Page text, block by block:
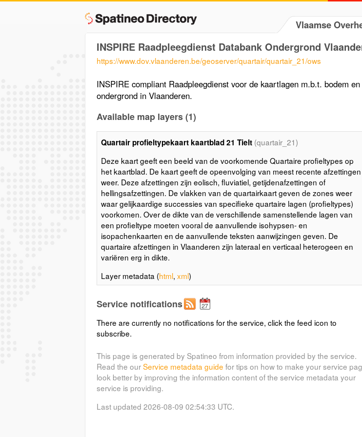
Vlaamse
INSPIRE Raadpleegdienst Databank Ondergrond
https://www.dov.vlaanderen.be/geoserver/quartair/quartair_21/ows
INSPIRE compliant Raadpleegdienst voor de kaartlagen m.b.t. bodem en
ondergrond in Vlaanderen.
Available map layers (1)
Quartair profieltypekaart kaartblad 21 Tielt (quartair_21)
Deze kaart geeft een beeld van de voorkomende Quartaire profieltypes op
het kaartblad. De kaart geeft de opeenvolging van meest recente afzettingen
weer. Deze afzettingen zijn eolisch, fluviatiel, getijdenafzettingen of
hellingsafzettingen. De vlakken van de quartairkaart geven de zones weer
waar gelijkaardige successies van specifieke quartaire lagen (profieltypes)
voorkomen. Over de dikte van de verschillende samenstellende lagen van
een profieltype moeten vooral de aanvullende isohypsen- en
isopachenkaarten en de aanvullende teksten aanwijzingen geven. De
quartaire afzettingen in Vlaanderen zijn lateraal en verticaal heterogeen en
variëren erg in dikte.
Layer metadata (html, xml)
Service notifications
There are currently no notifications for the service, click the feed icon to
subscribe.
This page is generated by Spatineo from information provided by the service.
Read the ourService metadata guide for tips on how to make your service
look better by improving the information content of the service metadata your
service is providing.
Last updated 2026-08-09 02:54:33 UTC.